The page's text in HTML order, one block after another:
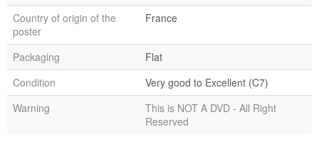
Country of origin of the
poster
France
Packaging
Flat
Condition
Very good to Excellent (C7)
Warning
This is NOT A DVD - All Right
Reserved